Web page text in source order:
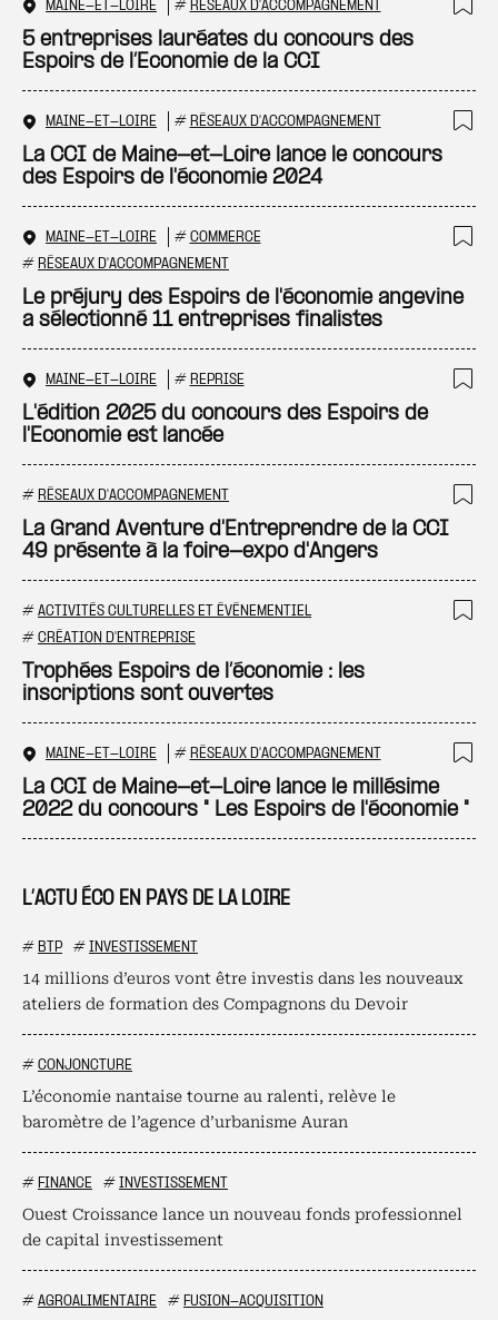
L’ACTU ÉCO EN PAYS DE LA LOIRE
# BTP # INVESTISSEMENT
14 millions d’euros vont être investis dans les nouveaux
ateliers de formation des Compagnons du Devoir
# CONJONCTURE
L’économie nantaise tourne au ralenti, relève le
baromètre de l’agence d’urbanisme Auran
# FINANCE # INVESTISSEMENT
Ouest Croissance lance un nouveau fonds professionnel
de capital investissement
# AGROALIMENTAIRE # FUSION-ACQUISITION
MAINE-ET-LOIRE # RÉSEAUX D'ACCOMPAGNEMENT
5 entreprises lauréates du concours des
Espoirs de l’Economie de la CCI
MAINE-ET-LOIRE # RÉSEAUX D'ACCOMPAGNEMENT
La CCI de Maine-et-Loire lance le concours
des Espoirs de l'économie 2024
MAINE-ET-LOIRE # COMMERCE
# RÉSEAUX D'ACCOMPAGNEMENT
Le préjury des Espoirs de l'économie angevine
a sélectionné 11 entreprises finalistes
MAINE-ET-LOIRE # REPRISE
L'édition 2025 du concours des Espoirs de
l'Economie est lancée
# RÉSEAUX D'ACCOMPAGNEMENT
La Grand Aventure d'Entreprendre de la CCI
49 présente à la foire-expo d'Angers
# ACTIVITÉS CULTURELLES ET ÉVÉNEMENTIEL
# CRÉATION D'ENTREPRISE
Trophées Espoirs de l’économie : les
inscriptions sont ouvertes
MAINE-ET-LOIRE # RÉSEAUX D'ACCOMPAGNEMENT
La CCI de Maine-et-Loire lance le millésime
2022 du concours " Les Espoirs de l'économie "